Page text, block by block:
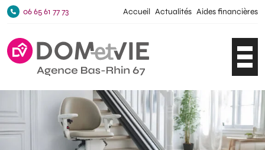
06 65 61 77 73 Accueil Actualités Aides financières